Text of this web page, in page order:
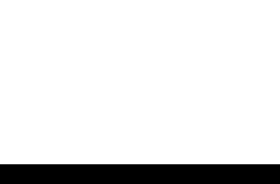
フォーカスブランド